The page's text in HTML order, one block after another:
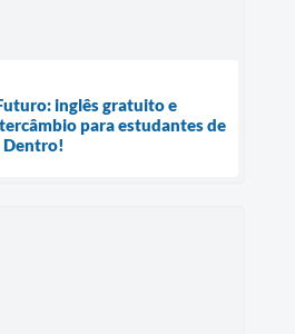
inglês gratuito e
para estudantes de
Dentro!